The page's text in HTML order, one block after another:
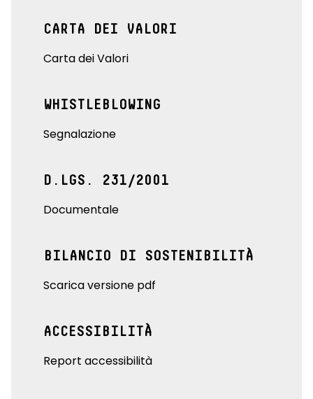
CARTA DEI VALORI
Carta dei Valori
WHISTLEBLOWING
Segnalazione
D.LGS. 231/2001
Documentale
BILANCIO DI SOSTENIBILITÀ
Scarica versione pdf
ACCESSIBILITÀ
Report accessibilità